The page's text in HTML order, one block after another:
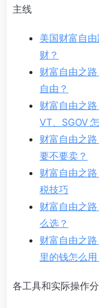
主线
美国财富自
财？
财富自由之
自由？
财富自由之路
VT、SGOV
财富自由之
要不要卖？
财富自由之
税技巧
财富自由之
么选？
财富自由之
里的钱怎么用
各工具和实际操作